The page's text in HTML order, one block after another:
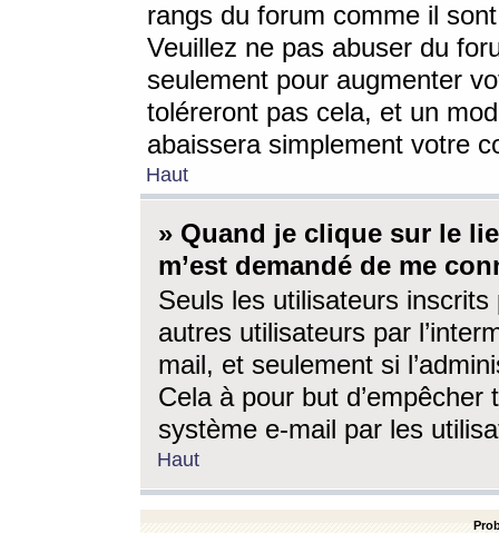
rangs du forum comme il
Veuillez ne pas abuser du
seulement pour augmenter
toléreront pas cela, et un
abaissera simplement votre
Haut
» Quand je clique sur le
m’est demandé de me
Seuls les utilisateurs
autres utilisateurs par
mail, et seulement si
Cela à pour but
système e-mail par les
Haut